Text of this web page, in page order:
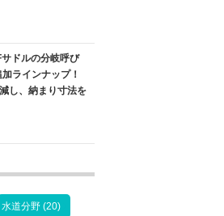
ドルの分岐呼び
ラインナップ！
し、納まり寸法を
水道分野 (20)